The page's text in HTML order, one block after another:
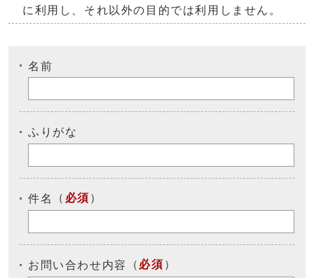
に利用し、それ以外の目的では利用しません。
名前
ふりがな
件名 （ 必須 ）
お問い合わせ内容 （ 必須 ）